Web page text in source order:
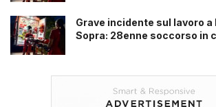
Grave incidente sul lavoro a
Sopra: 28enne soccorso in